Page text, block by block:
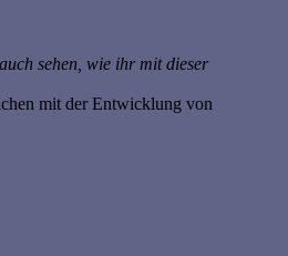
sehen, wie ihr mit dieser
mit der Entwicklung von